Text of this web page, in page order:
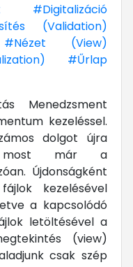
#Digitalizáció
(Validation)
#Nézet (View)
#Űrlap
Menedzsment
kezeléssel.
dolgot újra
most már a
Újdonságként
kezelésével
a kapcsolódó
letöltésével a
(view)
csak szép